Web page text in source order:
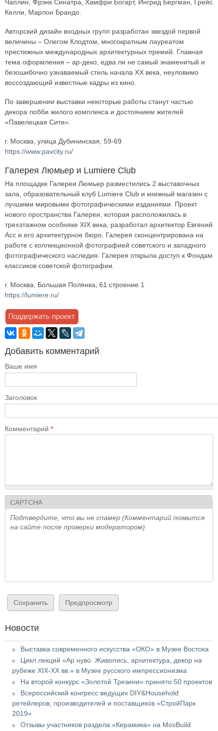
Чаплин, Фрэнк Синатра, Хамфри Богарт, Ингрид Бергман, Грейс
Келли, Марлон Брандо.
Авторский дизайн входных групп разработан звездой первой
величины – Олегом Клодтом, многократным лауреатом
престижных международных архитектурных премий. Главная
тема оформления – ар-деко, едва ли не самый знаменитый и
безошибочно узнаваемый стиль начала XX века, неуловимо
воссоздающий известные кадры из кино.
По завершении выставки некоторые работы станут частью
декора лобби жилого комплекса и достоянием жителей
«Павелецкая Сити».
г. Москва, улица Дубининская, 59-69
https://www.pavcity.ru/
Галерея Люмьер и Lumiere Club
На площадке Галереи Люмьер разместились 2 выставочных
зала, образовательный клуб Lumiere Club и книжный магазин с
лучшими мировыми фотографическими изданиями. Проект
нового пространства Галереи, которая расположилась в
трехэтажном особняке XIX века, разработал архитектор Евгений
Асс и его архитектурное бюро. Галерея сконцентрирована на
работе с коллекционной фотографией советского и западного
фотографического наследия. Галерея открыла доступ к Фондам
классиков советской фотографии.
г. Москва, Большая Полянка, 61 строение 1
https://lumiere.ru/
Добавить комментарий
Ваше имя
Заголовок
Комментарий *
CAPTCHA
Подтвердите, что вы не спамер (Комментарий появится
на сайте после проверки модератором)
Новости
Выставка современного искусства «ОКО» в Музее Востока
Цикл лекций «Ар нуво. Живопись, архитектура, декор на
рубеже XIX-XX вв.» в Музее русского импрессионизма
На второй конкурс «Золотой Трезини» принято 50 проектов
Всероссийский конгресс ведущих DIY&Household
ретейлеров, производителей и поставщиков «СтройПарк
2019»
Отзывы участников раздела «Керамика» на MosBuild